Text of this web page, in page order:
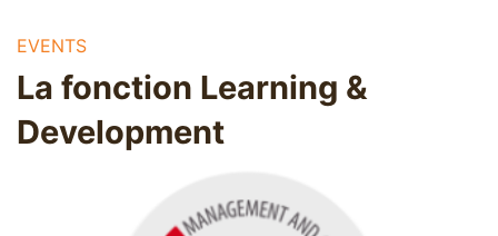
EVENTS
La fonction Learning &
Development